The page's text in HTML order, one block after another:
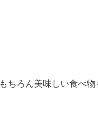
もちろん美味しい食べ